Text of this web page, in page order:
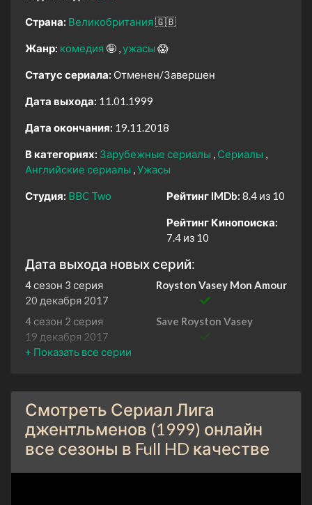
Страна: Великобритания🇬🇧
Жанр: комедия 🤪 ужасы 😱
Статус сериала: Отменен/Завершен
Дата выхода: 11.01.1999
Дата окончания: 19.11.2018
В категориях: Зарубежные сериалы
Сериалы
Английские сериалы Ужасы
Студия: BBC Two Рейтинг IMDb: 8.4 из 10
Рейтинг Кинопоиска:
7.4 из 10
Дата выхода новых серий:
4 сезон 3 серия
Royston Vasey Mon Amour
20 декабря 2017
4 сезон 2 серия
Save Royston Vasey
19 декабря 2017
4 сезон 1 серия
4 сезон 0 серия
Live Again!
19 ноября 2018
3 сезон 6 серия
Откуда у слона хобот
31 октября 2002
Смотреть Сериал Лига
джентльменов (1999) онлайн
все сезоны в Full HD качестве